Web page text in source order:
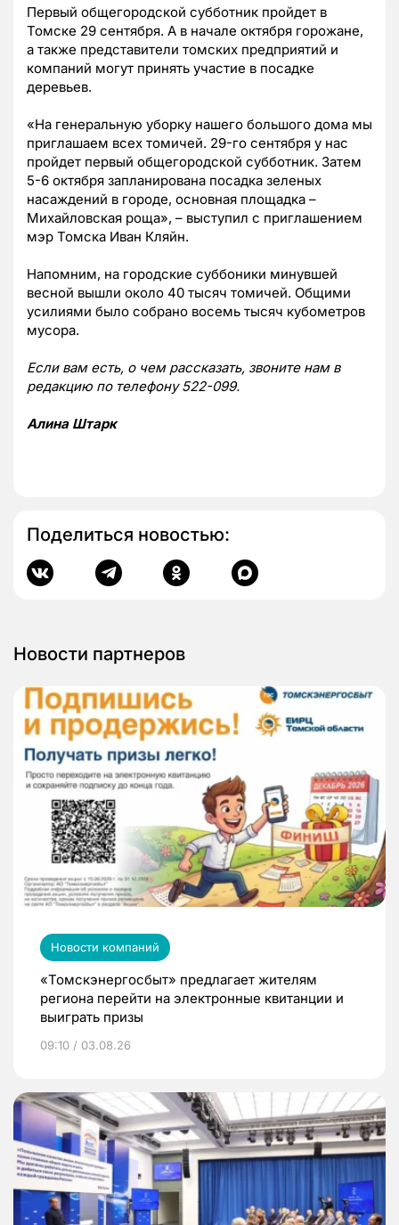
Первый общегородской субботник пройдет в
Томске 29 сентября. А в начале октября горожане,
а также представители томских предприятий и
компаний могут принять участие в посадке
деревьев.
«На генеральную уборку нашего большого дома мы
приглашаем всех томичей. 29-го сентября у нас
пройдет первый общегородской субботник. Затем
5-6 октября запланирована посадка зеленых
насаждений в городе, основная площадка –
Михайловская роща», – выступил с приглашением
мэр Томска Иван Кляйн.
Напомним, на городские суббоники минувшей
весной вышли около 40 тысяч томичей. Общими
усилиями было собрано восемь тысяч кубометров
мусора.
Если вам есть, о чем рассказать, звоните нам в
редакцию по телефону 522-099.
Алина Штарк
Поделиться новостью:
Новости партнеров
Новости компаний
«Томскэнергосбыт» предлагает жителям
региона перейти на электронные квитанции и
выиграть призы
09:10 / 03.08.26